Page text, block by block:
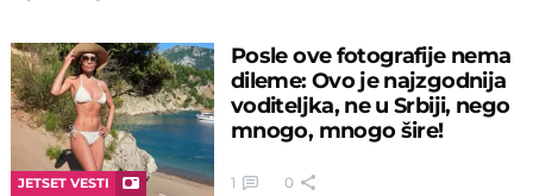
JETSET VESTI
Posle ove fotografije nema
dileme: Ovo je najzgodnija
voditeljka, ne u Srbiji, nego
mnogo, mnogo šire!
1 0